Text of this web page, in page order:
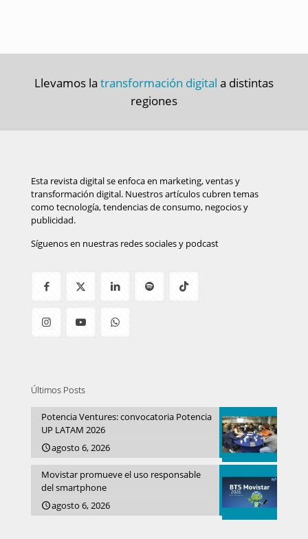
Llevamos la transformación digital a distintas
regiones
Esta revista digital se enfoca en marketing, ventas y
transformación digital. Nuestros artículos cubren temas
como tecnología, tendencias de consumo, negocios y
publicidad.
Síguenos en nuestras redes sociales y podcast
Últimos Posts
Potencia Ventures: convocatoria Potencia
UP LATAM 2026
agosto 6, 2026
Movistar promueve el uso responsable
del smartphone
agosto 6, 2026